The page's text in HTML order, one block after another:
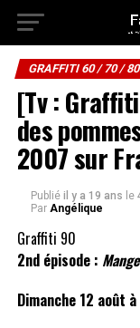
GRAFFITI 60 / 70 /
[Tv :
des
2007 sur
Publié il y a 19 ans le
Par Angélique
Graffiti 90
2nd épisode :
Dimanche 12 août